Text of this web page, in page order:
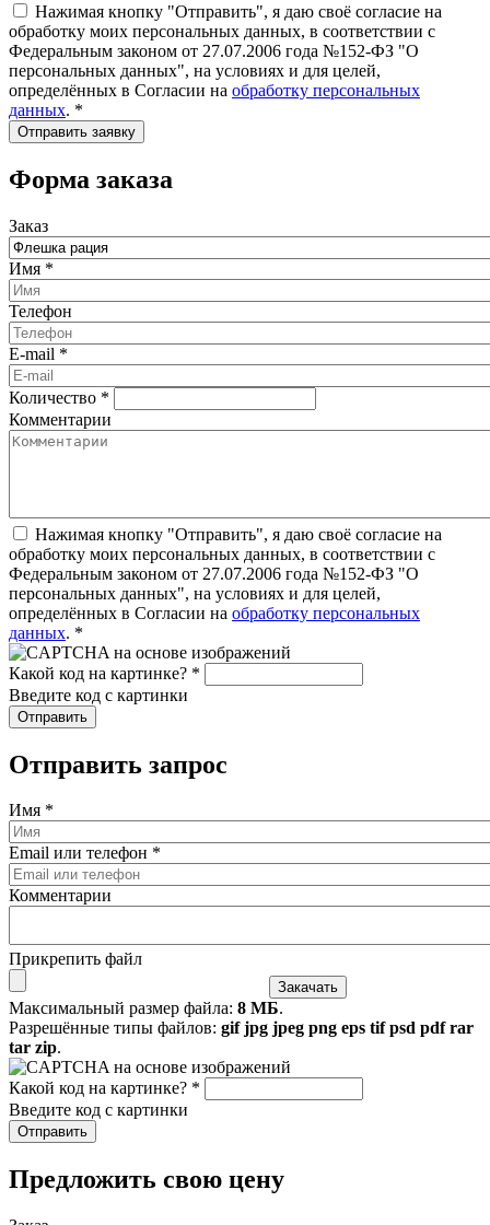
Нажимая кнопку "Отправить", я даю своё согласие на
обработку моих персональных данных, в соответствии с
Федеральным законом от 27.07.2006 года №152-ФЗ "О
персональных данных", на условиях и для целей,
определённых в Согласии на обработку персональных
данных. *
Форма заказа
Заказ
Имя *
Телефон
E-mail *
Количество *
Комментарии
Нажимая кнопку "Отправить", я даю своё согласие на
обработку моих персональных данных, в соответствии с
Федеральным законом от 27.07.2006 года №152-ФЗ "О
персональных данных", на условиях и для целей,
определённых в Согласии на обработку персональных
данных. *
Какой код на картинке? *
Введите код с картинки
Отправить запрос
Имя *
Email или телефон *
Комментарии
Прикрепить файл
Максимальный размер файла: 8 МБ.
Разрешённые типы файлов: gif jpg jpeg png eps tif psd pdf rar
tar zip.
Какой код на картинке? *
Введите код с картинки
​Предложить свою цену